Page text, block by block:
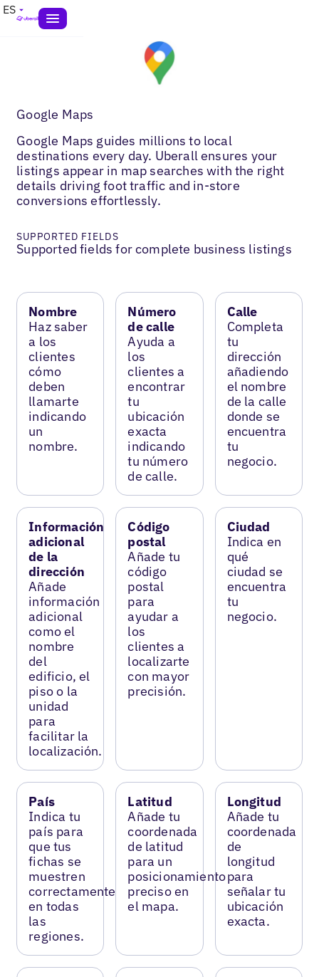
ES
Google Maps
Google Maps guides millions to local
destinations every day. Uberall ensures your
listings appear in map searches with the right
details driving foot traffic and in-store
conversions effortlessly.
SUPPORTED FIELDS
Supported fields for complete business listings
Nombre
Haz saber
a los
clientes
cómo
deben
llamarte
indicando
un
nombre.
Número
de calle
Ayuda a
los
clientes a
encontrar
tu
ubicación
exacta
indicando
tu número
de calle.
Calle
Completa
tu
dirección
añadiendo
el nombre
de la calle
donde se
encuentra
tu
negocio.
Información
adicional
de la
dirección
Añade
información
adicional
como el
nombre
del
edificio, el
piso o la
unidad
para
facilitar la
localización.
Código
postal
Añade tu
código
postal
para
ayudar a
los
clientes a
localizarte
con mayor
precisión.
Ciudad
Indica en
qué
ciudad se
encuentra
tu
negocio.
País
Indica tu
país para
que tus
fichas se
muestren
correctamente
en todas
las
regiones.
Latitud
Añade tu
coordenada
de latitud
para un
posicionamiento
preciso en
el mapa.
Longitud
Añade tu
coordenada
de
longitud
para
señalar tu
ubicación
exacta.